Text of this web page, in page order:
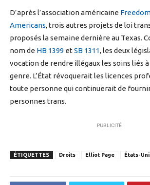
D’après l’association américaine
Americans, trois autres projets de loi
proposés la semaine dernière au Texas.
nom de HB 1399 etSB 1311, les deux
vocation de rendre illégaux les soins liés
genre. L’État révoquerait les licences
toute personne qui continuerait de fournir
personnes trans.
PUBLICITÉ
ÉTIQUETTES Droits Elliot Page États-